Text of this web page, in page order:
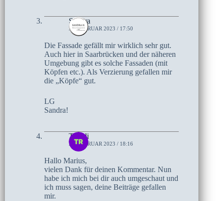
Sandra
23. FEBRUAR 2023 / 17:50
Die Fassade gefällt mir wirklich sehr gut.
Auch hier in Saarbrücken und der näheren
Umgebung gibt es solche Fassaden (mit
Köpfen etc.). Als Verzierung gefallen mir
die „Köpfe“ gut.
LG
Sandra!
Traudi
22. FEBRUAR 2023 / 18:16
Hallo Marius,
vielen Dank für deinen Kommentar. Nun
habe ich mich bei dir auch umgeschaut und
ich muss sagen, deine Beiträge gefallen
mir.